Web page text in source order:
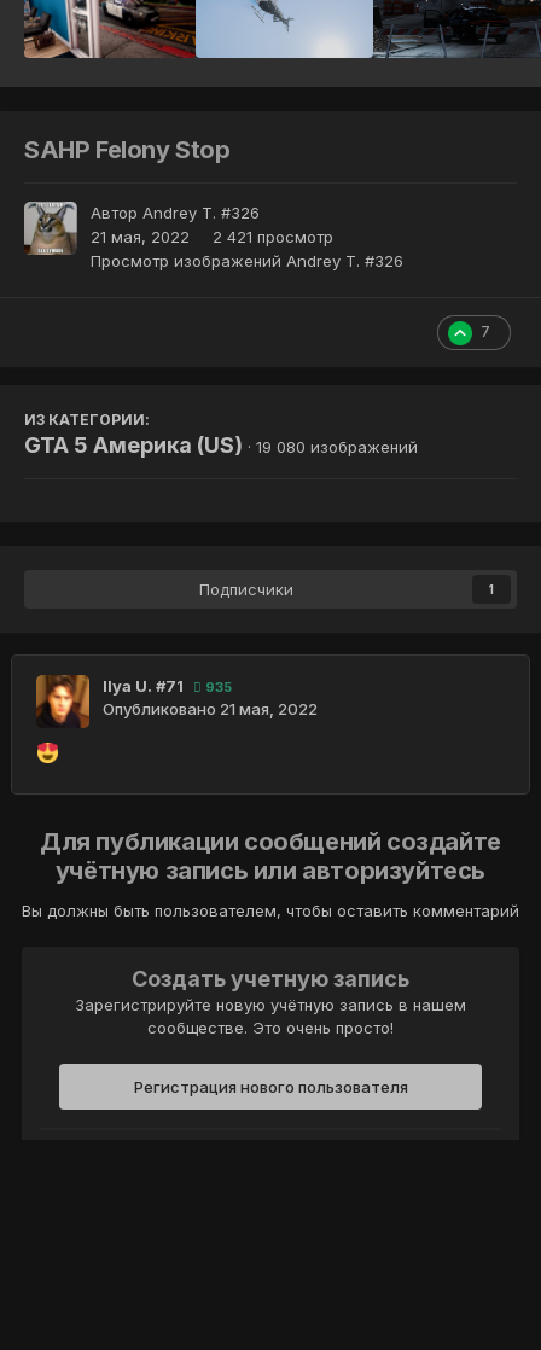
SAHP Felony Stop
Автор Andrey T. #326
21 мая, 2022
2 421 просмотр
Просмотр изображений Andrey T. #326
7
ИЗ КАТЕГОРИИ:
GTA 5 Америка (US) · 19 080 изображений
Подписчики 1
Ilya U. #71 935
Опубликовано 21 мая, 2022
Для публикации сообщений создайте
учётную запись или авторизуйтесь
Вы должны быть пользователем, чтобы оставить комментарий
Создать учетную запись
Зарегистрируйте новую учётную запись в нашем
сообществе. Это очень просто!
Регистрация нового пользователя